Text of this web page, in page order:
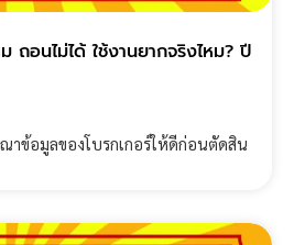
ถอนไม่ได้ ใช้งานยากจริงไหม? ปี
าข้อมูลของโบรกเกอร์ให้ดีก่อนตัดสิน